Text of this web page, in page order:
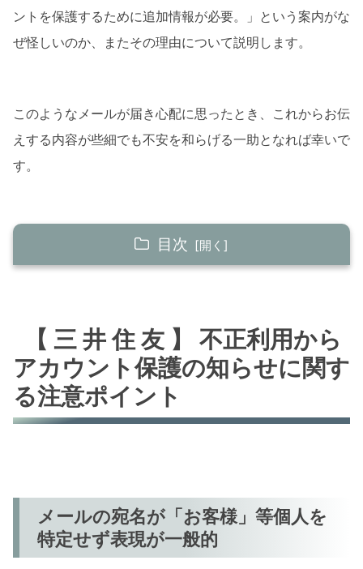
ントを保護するために追加情報が必要。」という案内がな
ぜ怪しいのか、またその理由について説明します。
このようなメールが届き心配に思ったとき、これからお伝
えする内容が些細でも不安を和らげる一助となれば幸いで
す。
目次
メールの宛名が「お客様」等個人を特定せ
ず表現が一般的
オフィシャルサイトとアドレスが相違
った場合の対処方法
「【 三 井 住 友 】 不正利用からアカウントを保
護するために追加情報が必要。」の内容
【 三 井 住 友 】 不正利用から
アカウント保護の知らせに関す
る注意ポイント
メールの宛名が「お客様」等個人を
特定せず表現が一般的